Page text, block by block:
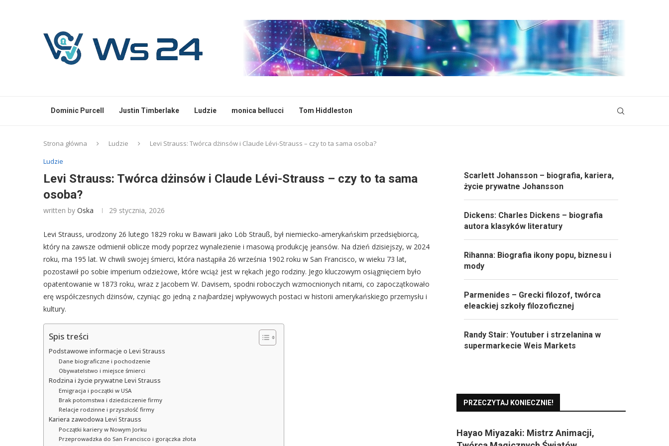
Dominic Purcell Justin Timberlake Ludzie monica bellucci Tom Hiddleston
Strona główna Ludzie
Levi Strauss: Twórca dżinsów i Claude Lévi-Strauss – czy to ta sama osoba?
Ludzie
Levi Strauss: Twórca dżinsów i Claude Lévi-Strauss – czy to ta sama
osoba?
written by Oska 29 stycznia, 2026
Levi Strauss, urodzony 26 lutego 1829 roku w Bawarii jako Löb Strauß, był niemiecko-amerykańskim przedsiębiorcą,
który na zawsze odmienił oblicze mody poprzez wynalezienie i masową produkcję jeansów. Na dzień dzisiejszy, w 2024
roku, ma 195 lat. W chwili swojej śmierci, która nastąpiła 26 września 1902 roku w San Francisco, w wieku 73 lat,
pozostawił po sobie imperium odzieżowe, które wciąż jest w rękach jego rodziny. Jego kluczowym osiągnięciem było
opatentowanie w 1873 roku, wraz z Jacobem W. Davisem, spodni roboczych wzmocnionych nitami, co zapoczątkowało
erę współczesnych dżinsów, czyniąc go jedną z najbardziej wpływowych postaci w historii amerykańskiego przemysłu i
kultury.
Spis treści
Podstawowe informacje o Levi Strauss
Dane biograficzne i pochodzenie
Obywatelstwo i miejsce śmierci
Rodzina i życie prywatne Levi Strauss
Emigracja i początki w USA
Brak potomstwa i dziedziczenie firmy
Relacje rodzinne i przyszłość firmy
Kariera zawodowa Levi Strauss
Początki kariery w Nowym Jorku
Przeprowadzka do San Francisco i gorączka złota
Scarlett Johansson – biografia, kariera,
życie prywatne Johansson
Dickens: Charles Dickens – biografia
autora klasyków literatury
Rihanna: Biografia ikony popu, biznesu i
mody
Parmenides – Grecki filozof, twórca
eleackiej szkoły filozoficznej
Randy Stair: Youtuber i strzelanina w
supermarkecie Weis Markets
PRZECZYTAJ KONIECZNIE!
Hayao Miyazaki: Mistrz Animacji,